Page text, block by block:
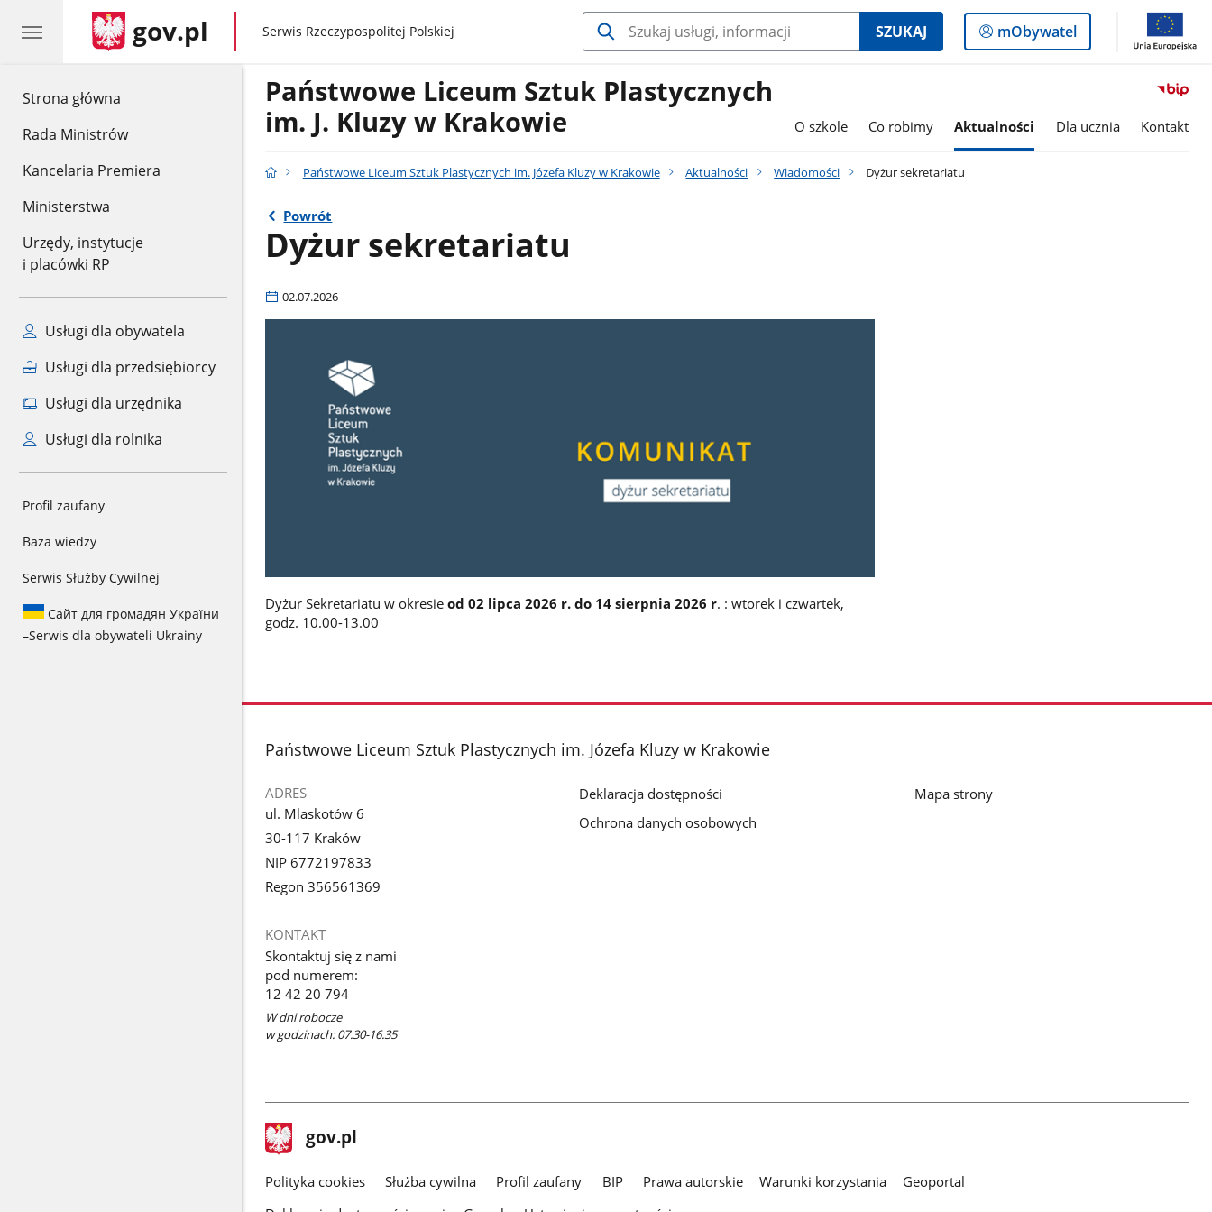
Strona główna
Rada Ministrów
Kancelaria Premiera
Ministerstwa
Urzędy, instytucje
i placówki RP
Usługi dla obywatela
Usługi dla przedsiębiorcy
Usługi dla urzędnika
Usługi dla rolnika
Profil zaufany
Baza wiedzy
Serwis Służby Cywilnej
Сайт для громадян України
–Serwis dla obywateli Ukrainy
gov.pl gov.pl
Serwis Rzeczypospolitej Polskiej SZUKAJ
Logowanie
do
mObywatel
Państwowe Liceum Sztuk Plastycznych
im. J. Kluzy w Krakowie
O szkole Co robimy Aktualności Dla ucznia Kontakt
Państwowe Liceum Sztuk Plastycznych im. Józefa Kluzy w Krakowie Aktualności Wiadomości Dyżur sekretariatu
Powrót
Dyżur sekretariatu
02.07.2026
Dyżur Sekretariatu w okresie od 02 lipca 2026 r. do 14 sierpnia 2026 r. : wtorek i czwartek,
godz. 10.00-13.00
stopka
Państwowe Liceum Sztuk Plastycznych im. Józefa Kluzy w Krakowie
ADRES
ul. Mlaskotów 6
30-117 Kraków
NIP 6772197833
Regon 356561369
KONTAKT
Skontaktuj się z nami
pod numerem:
12 42 20 794
W dni robocze
w godzinach: 07.30-16.35
Deklaracja dostępności
Ochrona danych osobowych
Mapa strony
stopka
gov.pl Strona
gov.pl
gov.pl
Polityka cookies Służba cywilna Profil zaufany BIP Prawa autorskie Warunki korzystania
Geoportal